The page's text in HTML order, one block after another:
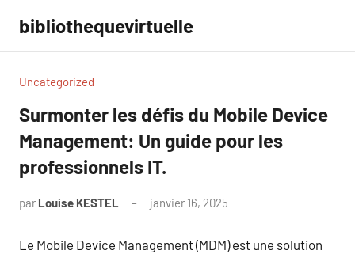
contenu
bibliothequevirtuelle
Uncategorized
Surmonter les défis du Mobile Device
Management: Un guide pour les
professionnels IT.
par Louise KESTEL janvier 16, 2025
Le Mobile Device Management (MDM) est une solution